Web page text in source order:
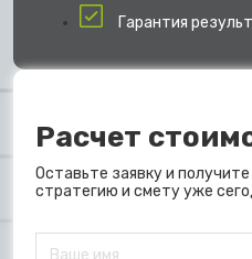
Гарантия
Расчет
Оставьте заявку и
стратегию и смету уже